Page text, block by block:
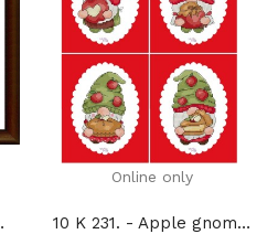
Online only
10 K 231. - Apple gnomes (PDF)